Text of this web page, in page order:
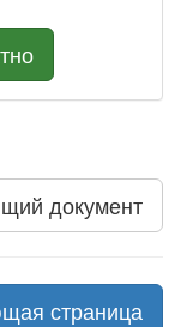
документ
страница